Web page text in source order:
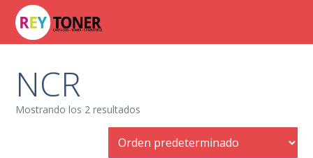
NCR
Mostrando los 2 resultados